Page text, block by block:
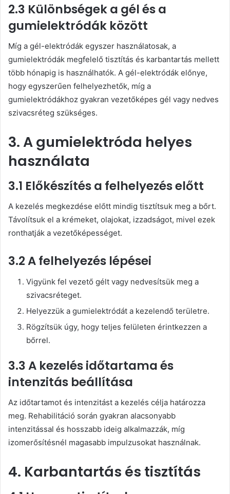
2.3 Különbségek a gél és a
gumielektródák között
Míg a gél-elektródák egyszer használatosak, a
gumielektródák megfelelő tisztítás és karbantartás mellett
több hónapig is használhatók. A gél-elektródák előnye,
hogy egyszerűen felhelyezhetők, míg a
gumielektródákhoz gyakran vezetőképes gél vagy nedves
szivacsréteg szükséges.
3. A gumielektróda helyes
használata
3.1 Előkészítés a felhelyezés előtt
A kezelés megkezdése előtt mindig tisztítsuk meg a bőrt.
Távolítsuk el a krémeket, olajokat, izzadságot, mivel ezek
ronthatják a vezetőképességet.
3.2 A felhelyezés lépései
Vigyünk fel vezető gélt vagy nedvesítsük meg a
szivacsréteget.
Helyezzük a gumielektródát a kezelendő területre.
Rögzítsük úgy, hogy teljes felületen érintkezzen a
bőrrel.
3.3 A kezelés időtartama és
intenzitás beállítása
Az időtartamot és intenzitást a kezelés célja határozza
meg. Rehabilitáció során gyakran alacsonyabb
intenzitással és hosszabb ideig alkalmazzák, míg
izomerősítésnél magasabb impulzusokat használnak.
4. Karbantartás és tisztítás